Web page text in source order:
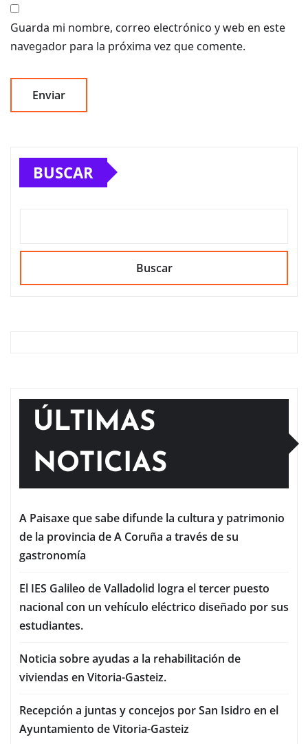
Guarda mi nombre, correo electrónico y web en este
navegador para la próxima vez que comente.
BUSCAR
Buscar
ÚLTIMAS
NOTICIAS
A Paisaxe que sabe difunde la cultura y patrimonio
de la provincia de A Coruña a través de su
gastronomía
El IES Galileo de Valladolid logra el tercer puesto
nacional con un vehículo eléctrico diseñado por sus
estudiantes.
Noticia sobre ayudas a la rehabilitación de
viviendas en Vitoria-Gasteiz.
Recepción a juntas y concejos por San Isidro en el
Ayuntamiento de Vitoria-Gasteiz